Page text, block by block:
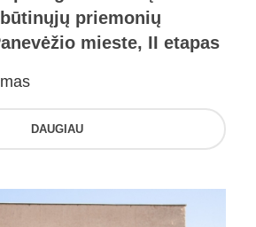
priemonių
mieste, II etapas
DAUGIAU